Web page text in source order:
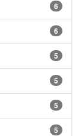
6
6
5
5
5
5